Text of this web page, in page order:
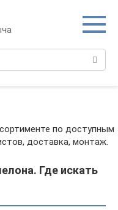
по доступным
доставка, монтаж.
Где искать